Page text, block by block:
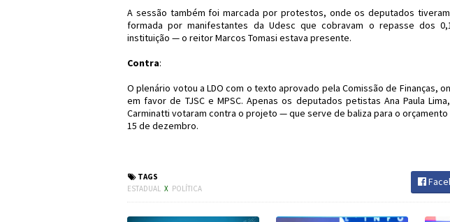
A sessão também foi marcada por protestos, onde os deputados
formada por manifestantes da Udesc que cobravam o repasse dos
instituição — o reitor Marcos Tomasi estava presente.
Contra:
O plenário votou a LDO com o texto aprovado pela Comissão de Finanças,
em favor de TJSC e MPSC. Apenas os deputados petistas Ana Paula
Carminatti votaram contra o projeto — que serve de baliza para o orçamento
15 de dezembro.
TAGS
ESTADUAL X POLÍTICA